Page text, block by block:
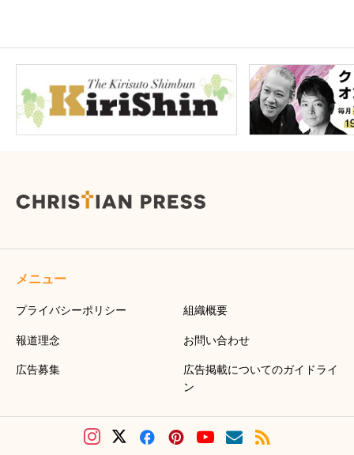
メニュー
プライバシーポリシー 組織概要
報道理念 お問い合わせ
広告募集
広告掲載についてのガイドライ
ン